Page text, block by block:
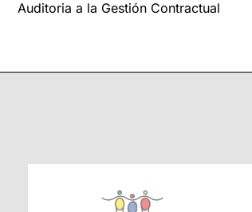
Auditoria a la Gestión Contractual